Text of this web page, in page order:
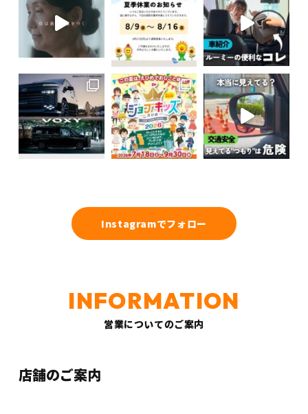
Instagramでフォロー
営業についてのご案内
店舗のご案内